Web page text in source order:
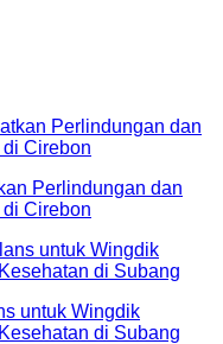
Perlindungan dan
Cirebon
untuk Wingdik
di Subang